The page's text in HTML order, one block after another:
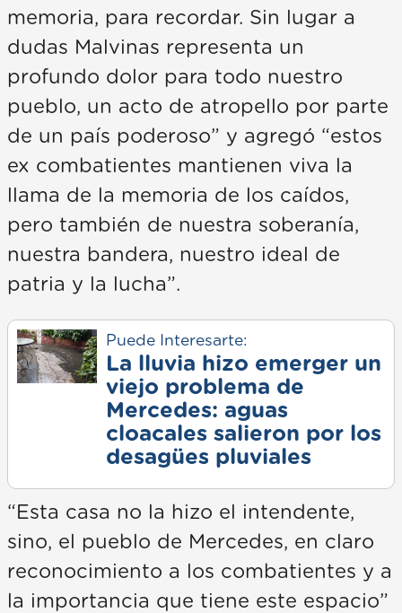
memoria, para recordar. Sin lugar a
dudas Malvinas representa un
profundo dolor para todo nuestro
pueblo, un acto de atropello por parte
de un país poderoso” y agregó “estos
ex combatientes mantienen viva la
llama de la memoria de los caídos,
pero también de nuestra soberanía,
nuestra bandera, nuestro ideal de
patria y la lucha”.
Puede Interesarte:
La lluvia hizo emerger un
viejo problema de
Mercedes: aguas
cloacales salieron por los
desagües pluviales
“Esta casa no la hizo el intendente,
sino, el pueblo de Mercedes, en claro
reconocimiento a los combatientes y a
la importancia que tiene este espacio”